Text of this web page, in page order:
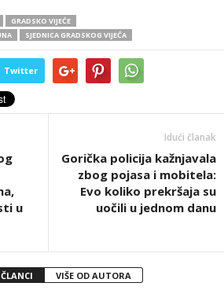
GRADSKO VIJEĆE
SJEDNICA GRADSKOG VIJEĆA
Twitter
u
Idući članak
Gorička policija kažnjavala
zbog pojasa i mobitela:
Evo koliko prekršaja su
uočili u jednom danu
VIŠE OD AUTORA